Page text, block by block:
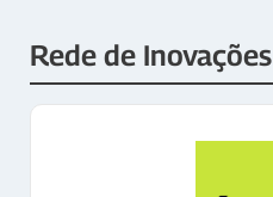
Rede de Inovações